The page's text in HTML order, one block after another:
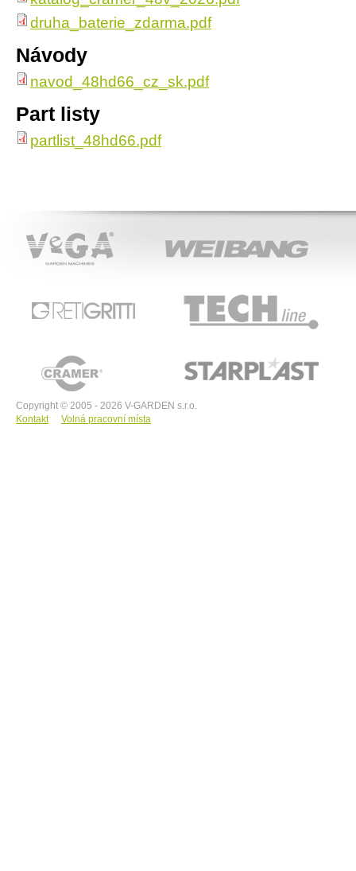
druha_baterie_zdarma.pdf
Návody
navod_48hd66_cz_sk.pdf
Part listy
partlist_48hd66.pdf
Copyright © 2005 - 2026 V-GARDEN s.r.o.
Kontakt
Volná pracovní místa